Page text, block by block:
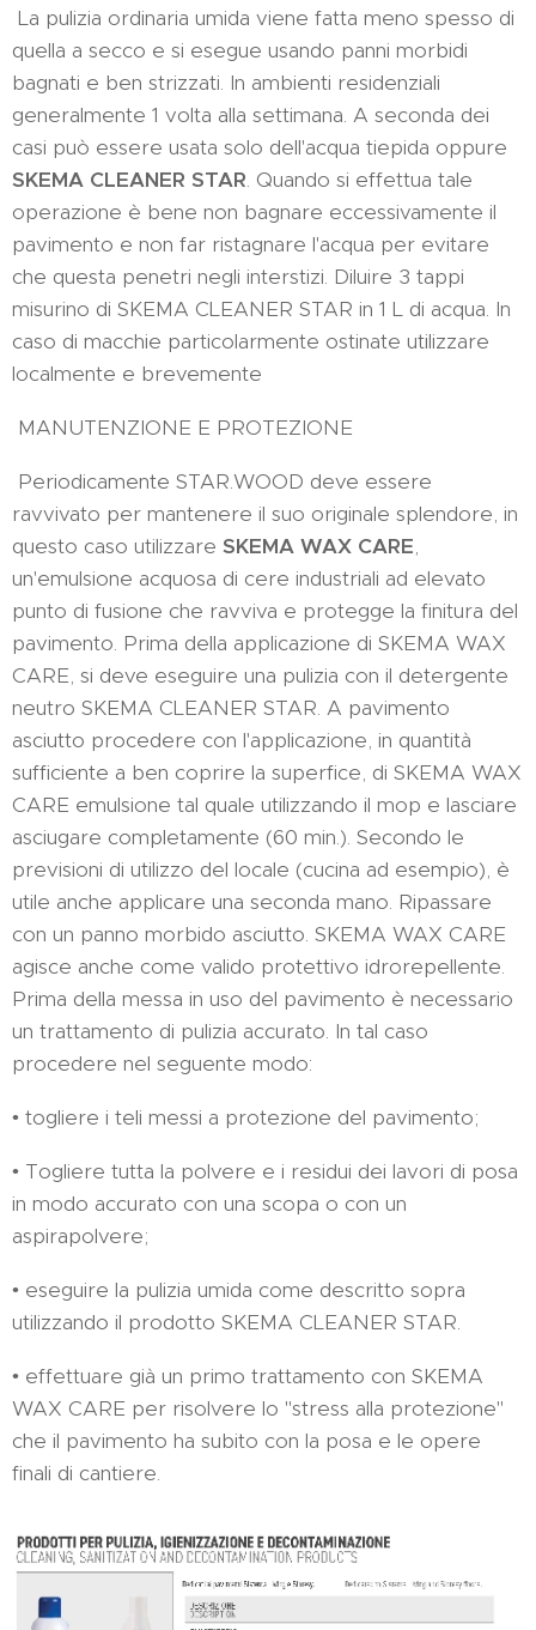
La pulizia ordinaria umida viene fatta meno spesso di
quella a secco e si esegue usando panni morbidi
bagnati e ben strizzati. In ambienti residenziali
generalmente 1 volta alla settimana. A seconda dei
casi può essere usata solo dell'acqua tiepida oppure
SKEMA CLEANER STAR. Quando si effettua tale
operazione è bene non bagnare eccessivamente il
pavimento e non far ristagnare l'acqua per evitare
che questa penetri negli interstizi. Diluire 3 tappi
misurino di SKEMA CLEANER STAR in 1 L di acqua. In
caso di macchie particolarmente ostinate utilizzare
localmente e brevemente
MANUTENZIONE E PROTEZIONE
Periodicamente STAR.WOOD deve essere
ravvivato per mantenere il suo originale splendore, in
questo caso utilizzare SKEMA WAX CARE,
un'emulsione acquosa di cere industriali ad elevato
punto di fusione che ravviva e protegge la finitura del
pavimento. Prima della applicazione di SKEMA WAX
CARE, si deve eseguire una pulizia con il detergente
neutro SKEMA CLEANER STAR. A pavimento
asciutto procedere con l'applicazione, in quantità
sufficiente a ben coprire la superfice, di SKEMA WAX
CARE emulsione tal quale utilizzando il mop e lasciare
asciugare completamente (60 min.). Secondo le
previsioni di utilizzo del locale (cucina ad esempio), è
utile anche applicare una seconda mano. Ripassare
con un panno morbido asciutto. SKEMA WAX CARE
agisce anche come valido protettivo idrorepellente.
Prima della messa in uso del pavimento è necessario
un trattamento di pulizia accurato. In tal caso
procedere nel seguente modo:
• togliere i teli messi a protezione del pavimento;
• Togliere tutta la polvere e i residui dei lavori di posa
in modo accurato con una scopa o con un
aspirapolvere;
• eseguire la pulizia umida come descritto sopra
utilizzando il prodotto SKEMA CLEANER STAR.
• effettuare già un primo trattamento con SKEMA
WAX CARE per risolvere lo "stress alla protezione"
che il pavimento ha subito con la posa e le opere
finali di cantiere.